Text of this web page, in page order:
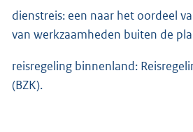
dienstreis: een naar het oordeel
van werkzaamheden buiten de
reisregeling binnenland:
(BZK).